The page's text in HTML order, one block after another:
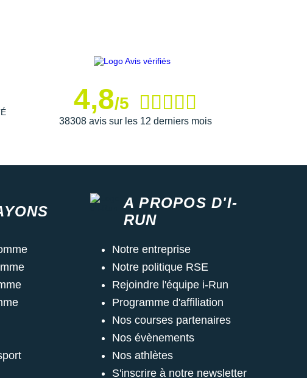
4,8/5
38308 avis sur les 12 derniers mois
A PROPOS D'I-
RUN
Notre entreprise
Notre politique RSE
Rejoindre l'équipe i-Run
Programme d'affiliation
Nos courses partenaires
Nos évènements
Nos athlètes
S'inscrire à notre newsletter